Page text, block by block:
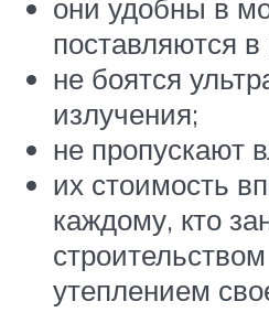
они удобны в
поставляются
не боятся
излучения;
не пропускают
их стоимость
каждому, кто
утеплением